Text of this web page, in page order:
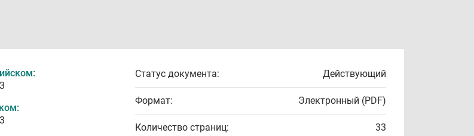
Статус документа: Действующий
Формат: Электронный (PDF)
Количество страниц: 33